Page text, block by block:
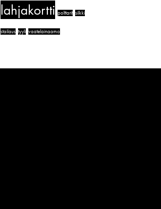
lahjakortti polttarit silkki
stailaus tyyli vaatelainaamo